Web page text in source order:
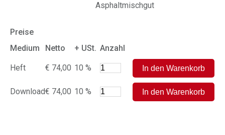
Asphaltmischgut
Preise
Medium
Netto + USt. Anzahl
Heft € 74,00 10 %
Download€ 74,00 10 %